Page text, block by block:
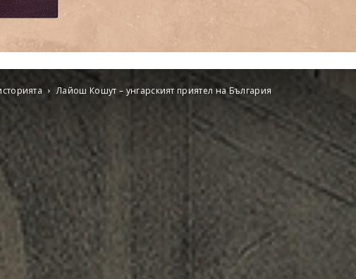
Лайош Кошут – унгарският приятел на България